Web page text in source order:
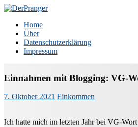
Zum
springen
DerPranger
Finanzen, Freiheit, Prangerei
Home
Über
Datenschutzerklärung
Impressum
Einnahmen mit Blogging: VG-
7. Oktober 2021 Einkommen
Ich hatte mich im letzten Jahr bei VG-